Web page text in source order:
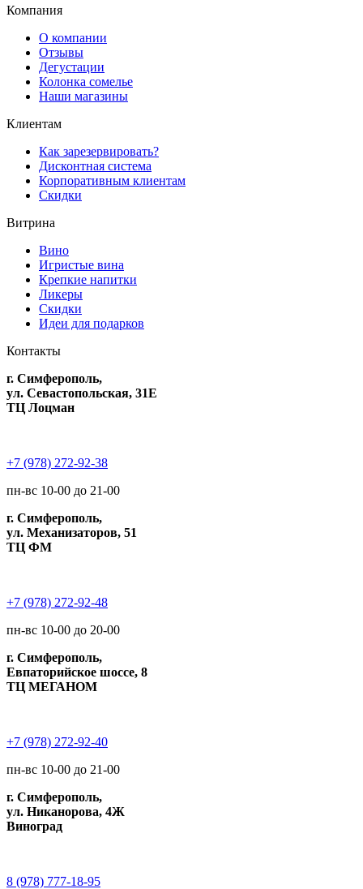
Компания
О компании
Отзывы
Дегустации
Колонка сомелье
Наши магазины
Клиентам
Как зарезервировать?
Дисконтная система
Корпоративным клиентам
Скидки
Витрина
Вино
Игристые вина
Крепкие напитки
Ликеры
Скидки
Идеи для подарков
Контакты
г. Симферополь,
ул. Севастопольская, 31Е
ТЦ Лоцман
+7 (978) 272-92-38
пн-вс 10-00 до 21-00
г. Симферополь,
ул. Механизаторов, 51
ТЦ ФМ
+7 (978) 272-92-48
пн-вс 10-00 до 20-00
г. Симферополь,
Евпаторийское шоссе, 8
ТЦ МЕГАНОМ
+7 (978) 272-92-40
пн-вс 10-00 до 21-00
г. Симферополь,
ул. Никанорова, 4Ж
Виноград
8 (978) 777-18-95